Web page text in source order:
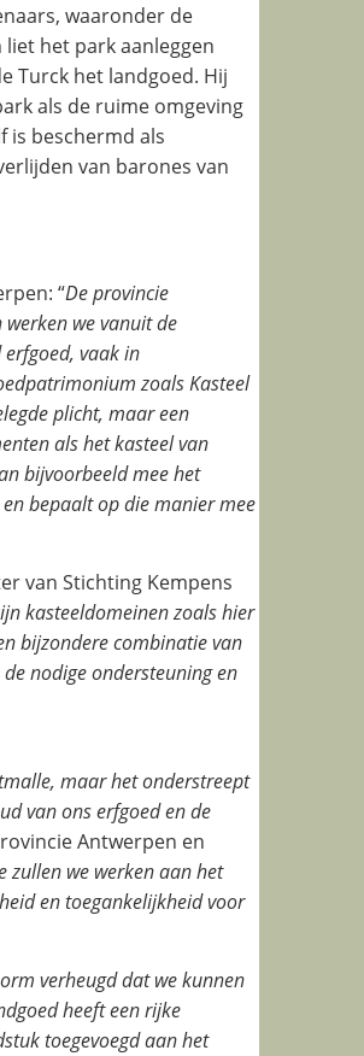
waaronder de
het park aanleggen
Turck het landgoed. Hij
als de ruime omgeving
is beschermd als
van barones van
“De provincie
we vanuit de
vaak in
zoals Kasteel
plicht, maar een
als het kasteel van
bijvoorbeeld mee het
bepaalt op die manier mee
van Stichting Kempens
kasteeldomeinen zoals hier
bijzondere combinatie van
nodige ondersteuning en
maar het onderstreept
van ons erfgoed en de
Antwerpen en
zullen we werken aan het
en toegankelijkheid voor
verheugd dat we kunnen
heeft een rijke
toegevoegd aan het